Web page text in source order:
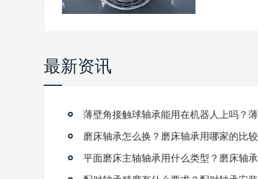
最新资讯
磨床轴承怎么换？磨床轴承用哪家的比
平面磨床主轴轴承用什么类型？磨床轴